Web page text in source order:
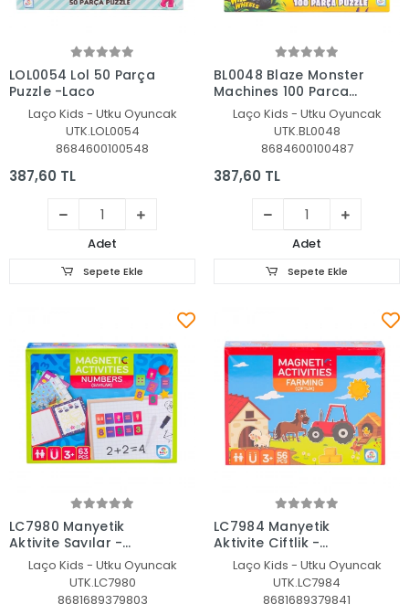
Sepete Ekle
LOL0054 Lol 50 Parça
Puzzle -Laço
Laço Kids - Utku Oyuncak
UTK.LOL0054
8684600100548
387,60 TL
Adet
Sepete Ekle
Sepete Ekle
BL0048 Blaze Monster
Machines 100 Parça
Puzzle -Laçokids
Laço Kids - Utku Oyuncak
UTK.BL0048
8684600100487
387,60 TL
Adet
Sepete Ekle
Sepete Ekle
LC7980 Manyetik
Aktivite Sayılar -
Laçokids
Laço Kids - Utku Oyuncak
UTK.LC7980
8681689379803
Sepete Ekle
LC7984 Manyetik
Aktivite Çiftlik -
Laçokids
Laço Kids - Utku Oyuncak
UTK.LC7984
8681689379841